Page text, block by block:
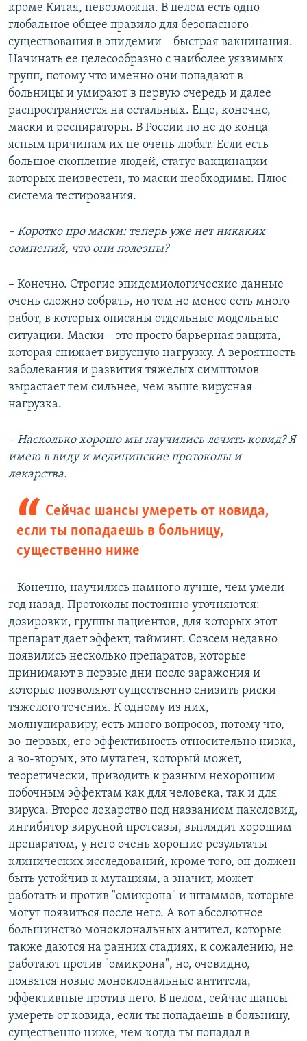
кроме Китая, невозможна. В целом есть одно
глобальное общее правило для безопасного
существования в эпидемии – быстрая вакцинация.
Начинать ее целесообразно с наиболее уязвимых
групп, потому что именно они попадают в
больницы и умирают в первую очередь и далее
распространяется на остальных. Еще, конечно,
маски и респираторы. В России по не до конца
ясным причинам их не очень любят. Если есть
большое скопление людей, статус вакцинации
которых неизвестен, то маски необходимы. Плюс
система тестирования.
– Коротко про маски: теперь уже нет никаких
сомнений, что они полезны?
– Конечно. Строгие эпидемиологические данные
очень сложно собрать, но тем не менее есть много
работ, в которых описаны отдельные модельные
ситуации. Маски – это просто барьерная защита,
которая снижает вирусную нагрузку. А вероятность
заболевания и развития тяжелых симптомов
вырастает тем сильнее, чем выше вирусная
нагрузка.
– Насколько хорошо мы научились лечить ковид? Я
имею в виду и медицинские протоколы и
лекарства.
Сейчас шансы умереть от ковида,
если ты попадаешь в больницу,
существенно ниже
– Конечно, научились намного лучше, чем умели
год назад. Протоколы постоянно уточняются:
дозировки, группы пациентов, для которых этот
препарат дает эффект, тайминг. Совсем недавно
появились несколько препаратов, которые
принимают в первые дни после заражения и
которые позволяют существенно снизить риски
тяжелого течения. К одному из них,
молнупиравиру, есть много вопросов, потому что,
во-первых, его эффективность относительно низка,
а во-вторых, это мутаген, который может,
теоретически, приводить к разным нехорошим
побочным эффектам как для человека, так и для
вируса. Второе лекарство под названием паксловид,
ингибитор вирусной протеазы, выглядит хорошим
препаратом, у него очень хорошие результаты
клинических исследований, кроме того, он должен
быть устойчив к мутациям, а значит, может
работать и против "омикрона" и штаммов, которые
могут появиться после него. А вот абсолютное
большинство моноклональных антител, которые
также даются на ранних стадиях, к сожалению, не
работают против "омикрона", но, очевидно,
появятся новые моноклональные антитела,
эффективные против него. В целом, сейчас шансы
умереть от ковида, если ты попадаешь в больницу,
существенно ниже, чем когда ты попадал в